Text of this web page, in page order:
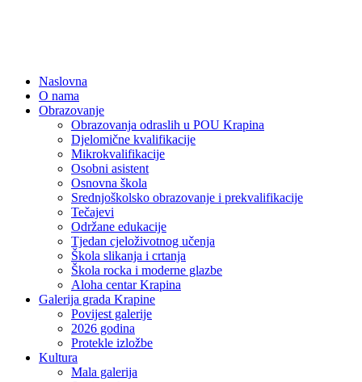
Naslovna
O nama
Obrazovanje
Obrazovanja odraslih u POU Krapina
Djelomične kvalifikacije
Mikrokvalifikacije
Osobni asistent
Osnovna škola
Srednjoškolsko obrazovanje i prekvalifikacije
Tečajevi
Održane edukacije
Tjedan cjeloživotnog učenja
Škola slikanja i crtanja
Škola rocka i moderne glazbe
Aloha centar Krapina
Galerija grada Krapine
Povijest galerije
2026 godina
Protekle izložbe
Kultura
Mala galerija